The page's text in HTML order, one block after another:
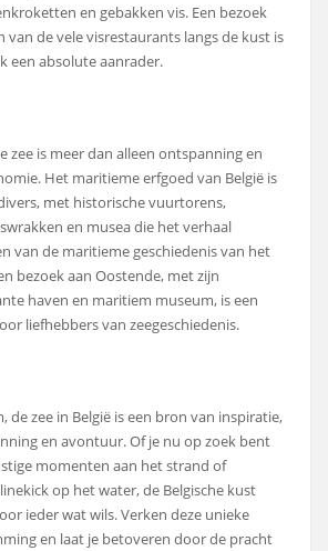
en gebakken vis. Een bezoek
van de vele visrestaurants langs de kust is
een absolute aanrader.
zee is meer dan alleen ontspanning en
Het maritieme erfgoed van België is
met historische vuurtorens,
en musea die het verhaal
van de maritieme geschiedenis van het
bezoek aan Oostende, met zijn
haven en maritiem museum, is een
liefhebbers van zeegeschiedenis.
de zee in België is een bron van inspiratie,
en avontuur. Of je nu op zoek bent
momenten aan het strand of
op het water, de Belgische kust
ieder wat wils. Verken deze unieke
en laat je betoveren door de pracht